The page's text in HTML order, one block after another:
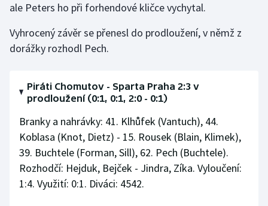
Volejbal
ale Peters ho při forhendové kličce vychytal.
Vyhrocený závěr se přenesl do prodloužení, v němž z
dorážky rozhodl Pech.
Piráti Chomutov - Sparta Praha 2:3 v
prodloužení (0:1, 0:1, 2:0 - 0:1)
Branky a nahrávky: 41. Klhůfek (Vantuch), 44.
Koblasa (Knot, Dietz) - 15. Rousek (Blain, Klimek),
39. Buchtele (Forman, Sill), 62. Pech (Buchtele).
Rozhodčí: Hejduk, Bejček - Jindra, Zíka. Vyloučení:
1:4. Využití: 0:1. Diváci: 4542.